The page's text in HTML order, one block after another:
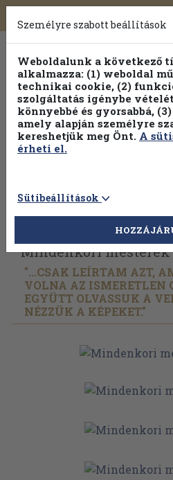
Toggle
navigation
Vissza az előző oldalra
Mindenkori mesterek
"...CSAK LEÍRTAM AZT,
VOLNA AZ ISMERETLEN
EGYÜTT OLVASSUK A
NÉZZÜK A KÉPEKET."
Személyre szabott beállítások
Weboldalunk a következő
alkalmazza: (1) weboldal
technikai cookie, (2)
szolgáltatás igénybe
könnyebbé és gyorsabbá,
amely alapján személyre
kereshetjük meg Önt. A
érheti el.
Sütibeállítások